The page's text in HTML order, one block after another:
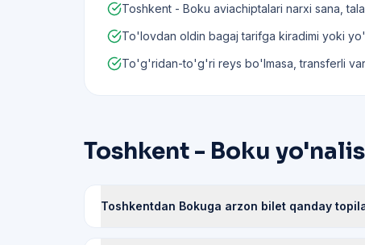
Toshkent - Boku aviachiptalari narxi sana,
To'lovdan oldin bagaj tarifga kiradimi yoki
To'g'ridan-to'g'ri reys bo'lmasa, transferli
Toshkent - Boku
Toshkentdan Bokuga arzon bilet qanday